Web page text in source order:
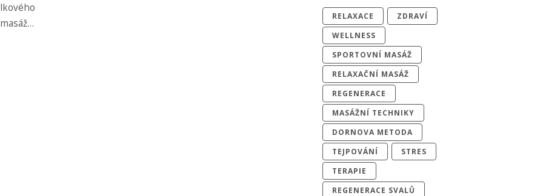
RELAXACE
ZDRAVÍ
WELLNESS
SPORTOVNÍ MASÁŽ
RELAXAČNÍ MASÁŽ
REGENERACE
MASÁŽNÍ TECHNIKY
DORNOVA METODA
TEJPOVÁNÍ
STRES
TERAPIE
REGENERACE SVALŮ